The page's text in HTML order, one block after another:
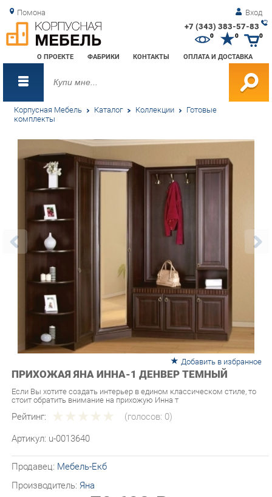
Помона Вход
+7 (343) 383-57-83
О ПРОЕКТЕ ФАБРИКИ КОНТАКТЫ ОПЛАТА И ДОСТАВКА
0 0
Корпусная Мебель Каталог Коллекции Готовые
комплекты
Добавить в избранное
ПРИХОЖАЯ ЯНА ИННА-1 ДЕНВЕР ТЕМНЫЙ
Если Вы хотите создать интерьер в едином классическом стиле, то
Рейтинг: (голосов:0)
Артикул: u-0013640
Производитель:Яна
Последняя цена: 79 690 ₽